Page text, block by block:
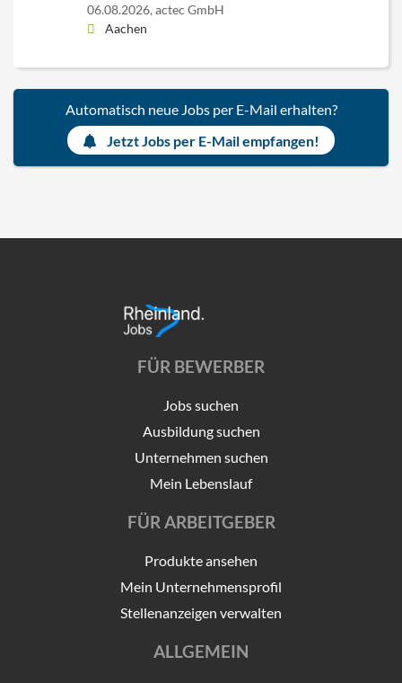
06.08.2026, actec GmbH
Aachen
Automatisch neue Jobs per E-Mail erhalten?
Jetzt Jobs per E-Mail empfangen!
FÜR BEWERBER
Jobs suchen
Ausbildung suchen
Unternehmen suchen
Mein Lebenslauf
FÜR ARBEITGEBER
Produkte ansehen
Mein Unternehmensprofil
Stellenanzeigen verwalten
ALLGEMEIN